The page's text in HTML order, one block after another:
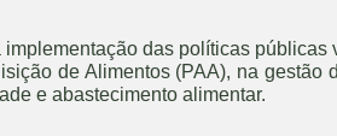
das políticas públicas
de Alimentos (PAA), na gestão
e abastecimento alimentar.